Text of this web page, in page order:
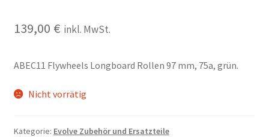
139,00 € inkl. MwSt.
ABEC11 Flywheels Longboard Rollen 97 mm, 75a, grün.
Nicht vorrätig
Kategorie: Evolve Zubehör und Ersatzteile